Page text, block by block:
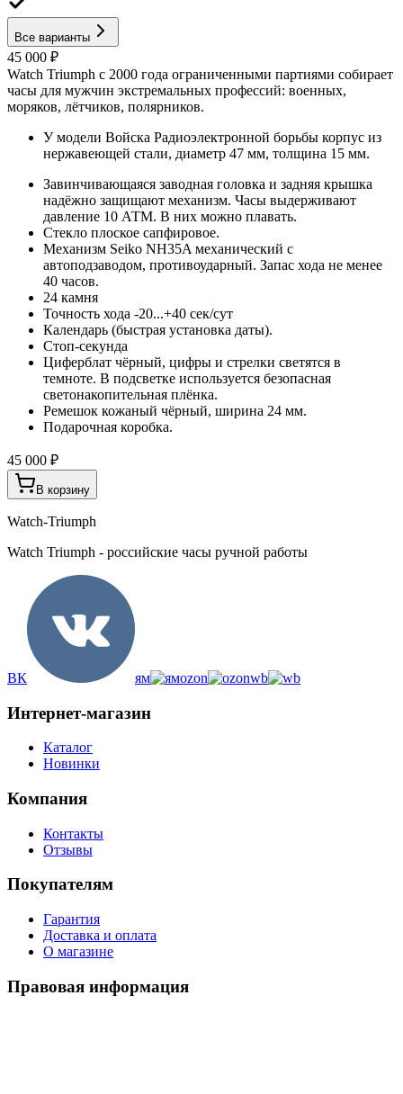
Все варианты
45 000 ₽
Watch Triumph с 2000 года ограниченными партиями собирает
часы для мужчин экстремальных профессий: военных,
моряков, лётчиков, полярников.
У модели Войска Радиоэлектронной борьбы корпус из
нержавеющей стали, диаметр 47 мм, толщина 15 мм.
Завинчивающаяся заводная головка и задняя крышка
надёжно защищают механизм. Часы выдерживают
давление 10 АТМ. В них можно плавать.
Стекло плоское сапфировое.
Механизм Seiko NH35A механический с
автоподзаводом, противоударный. Запас хода не менее
40 часов.
24 камня
Точность хода -20...+40 сек/сут
Календарь (быстрая установка даты).
Стоп-секунда
Циферблат чёрный, цифры и стрелки светятся в
темноте. В подсветке используется безопасная
светонакопительная плёнка.
Ремешок кожаный чёрный, ширина 24 мм.
Подарочная коробка.
45 000 ₽
В корзину
Watch-Triumph
Watch Triumph - российские часы ручной работы
ВК ям ozon wb
Интернет-магазин
Каталог
Новинки
Компания
Контакты
Отзывы
Покупателям
Гарантия
Доставка и оплата
О магазине
Правовая информация